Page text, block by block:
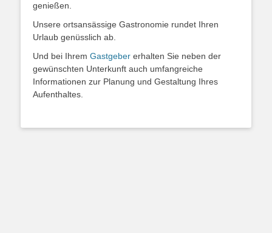
genießen.
Unsere ortsansässige Gastronomie rundet Ihren
Urlaub genüsslich ab.
Und bei Ihrem Gastgeber erhalten Sie neben der
gewünschten Unterkunft auch umfangreiche
Informationen zur Planung und Gestaltung Ihres
Aufenthaltes.